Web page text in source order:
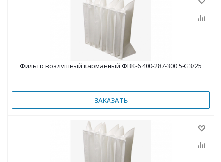
Фильтр воздушный карманный ФВК-6 400-287-300 5-G3/25
ЗАКАЗАТЬ